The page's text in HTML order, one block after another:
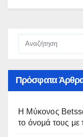
Πρόσφατα
Η Μύκονος
το όνομά τους με